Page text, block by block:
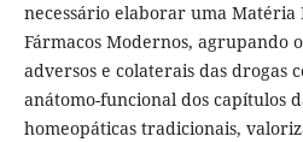
necessário elaborar uma Matéria
Fármacos Modernos, agrupando
adversos e colaterais das drogas
anátomo-funcional dos capítulos
homeopáticas tradicionais,